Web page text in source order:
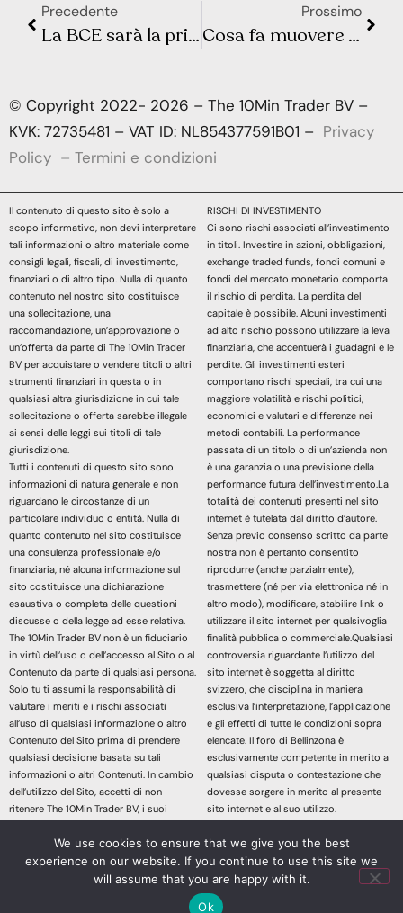
Precedente
La BCE sarà la prima tra le banche centrali ad effettuare i tagli dei tassi
Prossimo
Cosa fa muovere Wall Street e la Borsa Europea? Sintesi Macro – Settimana 49
© Copyright 2022- 2026 – The 10Min Trader BV –
KVK: 72735481 – VAT ID: NL854377591B01 – Privacy
Policy – Termini e condizioni
Il contenuto di questo sito è solo a
scopo informativo, non devi interpretare
tali informazioni o altro materiale come
consigli legali, fiscali, di investimento,
finanziari o di altro tipo. Nulla di quanto
contenuto nel nostro sito costituisce
una sollecitazione, una
raccomandazione, un’approvazione o
un’offerta da parte di The 10Min Trader
BV per acquistare o vendere titoli o altri
strumenti finanziari in questa o in
qualsiasi altra giurisdizione in cui tale
sollecitazione o offerta sarebbe illegale
ai sensi delle leggi sui titoli di tale
giurisdizione.
Tutti i contenuti di questo sito sono
informazioni di natura generale e non
riguardano le circostanze di un
particolare individuo o entità. Nulla di
quanto contenuto nel sito costituisce
una consulenza professionale e/o
finanziaria, né alcuna informazione sul
sito costituisce una dichiarazione
esaustiva o completa delle questioni
discusse o della legge ad esse relativa.
The 10Min Trader BV non è un fiduciario
in virtù dell’uso o dell’accesso al Sito o al
Contenuto da parte di qualsiasi persona.
Solo tu ti assumi la responsabilità di
valutare i meriti e i rischi associati
all’uso di qualsiasi informazione o altro
Contenuto del Sito prima di prendere
qualsiasi decisione basata su tali
informazioni o altri Contenuti. In cambio
dell’utilizzo del Sito, accetti di non
ritenere The 10Min Trader BV, i suoi
servizi responsabile di eventuali
richieste di risarcimento danni derivanti
da qualsiasi decisione presa sulla base
di informazioni o altri Contenuti messi a
RISCHI DI INVESTIMENTO
Ci sono rischi associati all’investimento
in titoli. Investire in azioni, obbligazioni,
exchange traded funds, fondi comuni e
fondi del mercato monetario comporta
il rischio di perdita. La perdita del
capitale è possibile. Alcuni investimenti
ad alto rischio possono utilizzare la leva
finanziaria, che accentuerà i guadagni e le
perdite. Gli investimenti esteri
comportano rischi speciali, tra cui una
maggiore volatilità e rischi politici,
economici e valutari e differenze nei
metodi contabili. La performance
passata di un titolo o di un’azienda non
è una garanzia o una previsione della
performance futura dell’investimento.La
totalità dei contenuti presenti nel sito
internet è tutelata dal diritto d’autore.
Senza previo consenso scritto da parte
nostra non è pertanto consentito
riprodurre (anche parzialmente),
trasmettere (né per via elettronica né in
altro modo), modificare, stabilire link o
utilizzare il sito internet per qualsivoglia
finalità pubblica o commerciale.Qualsiasi
controversia riguardante l’utilizzo del
sito internet è soggetta al diritto
svizzero, che disciplina in maniera
esclusiva l’interpretazione, l’applicazione
e gli effetti di tutte le condizioni sopra
elencate. Il foro di Bellinzona è
esclusivamente competente in merito a
qualsiasi disputa o contestazione che
dovesse sorgere in merito al presente
sito internet e al suo utilizzo.
dei contenuti di questo sito Web
dichiari di aver letto, compreso e
accettato le sopracitate informazioni
legali.
We use cookies to ensure that we give you the best
experience on our website. If you continue to use this site we
will assume that you are happy with it.
Ok